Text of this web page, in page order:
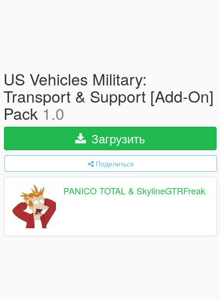
US Vehicles Military:
Transport & Support [Add-On]
Pack 1.0
Загрузить
Поделиться
PANICO TOTAL & SkylineGTRFreak